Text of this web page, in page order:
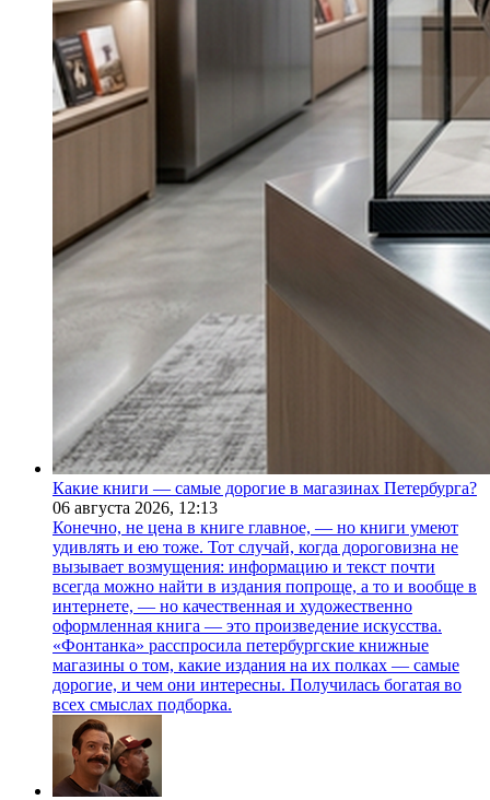
Какие книги — самые дорогие в магазинах Петербурга?
06 августа 2026, 12:13
Конечно, не цена в книге главное, — но книги умеют
удивлять и ею тоже. Тот случай, когда дороговизна не
вызывает возмущения: информацию и текст почти
всегда можно найти в издания попроще, а то и вообще в
интернете, — но качественная и художественно
оформленная книга — это произведение искусства.
«Фонтанка» расспросила петербургские книжные
магазины о том, какие издания на их полках — самые
дорогие, и чем они интересны. Получилась богатая во
всех смыслах подборка.